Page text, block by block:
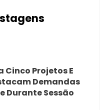
Projetos E
Demandas
Durante Sessão